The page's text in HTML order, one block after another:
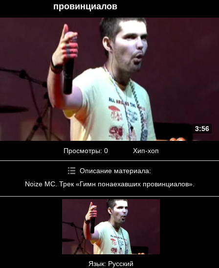
провинциалов
3:56
Просмотры: 0 Хип-хоп
Описание материала:
Noize MC. Трек «Гимн понаехавших провинциалов».
Язык: Русский